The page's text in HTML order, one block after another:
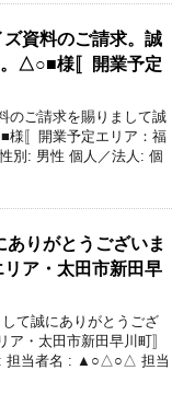
資料のご請求。誠
△○■様〚開業予定
のご請求を賜りまして誠
様〚開業予定エリア：福
別: 男性 個人／法人: 個
りがとうございま
ア・太田市新田早
て誠にありがとうござ
・太田市新田早川町〛
担当者名 : ▲○△○△ 担当